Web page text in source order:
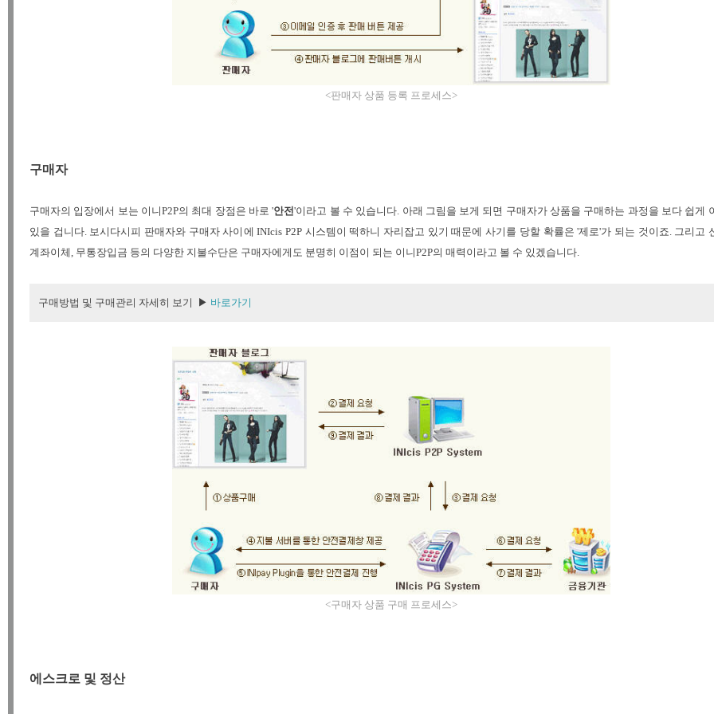
<판매자 상품 등록 프로세스>
구매자
구매자의 입장에서 보는 이니P2P의 최대 장점은 바로 '안전'이라고 볼 수 있습니다. 아래 그림을 보게 되면 구매자가 상품을 구매하는 과정을 보다 쉽게
있을 겁니다. 보시다시피 판매자와 구매자 사이에 INIcis P2P 시스템이 떡하니 자리잡고 있기 때문에 사기를 당할 확률은 '제로'가 되는 것이죠. 그리고
계좌이체, 무통장입금 등의 다양한 지불수단은 구매자에게도 분명히 이점이 되는 이니P2P의 매력이라고 볼 수 있겠습니다.
구매방법 및 구매관리 자세히 보기 ▶ 바로가기
<구매자 상품 구매 프로세스>
에스크로 및 정산